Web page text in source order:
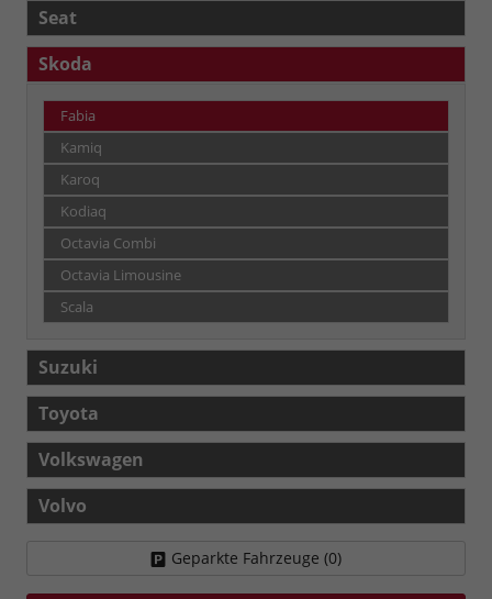
Seat
Skoda
Fabia
Kamiq
Karoq
Kodiaq
Octavia Combi
Octavia Limousine
Scala
Suzuki
Toyota
Volkswagen
Volvo
Geparkte Fahrzeuge (0)